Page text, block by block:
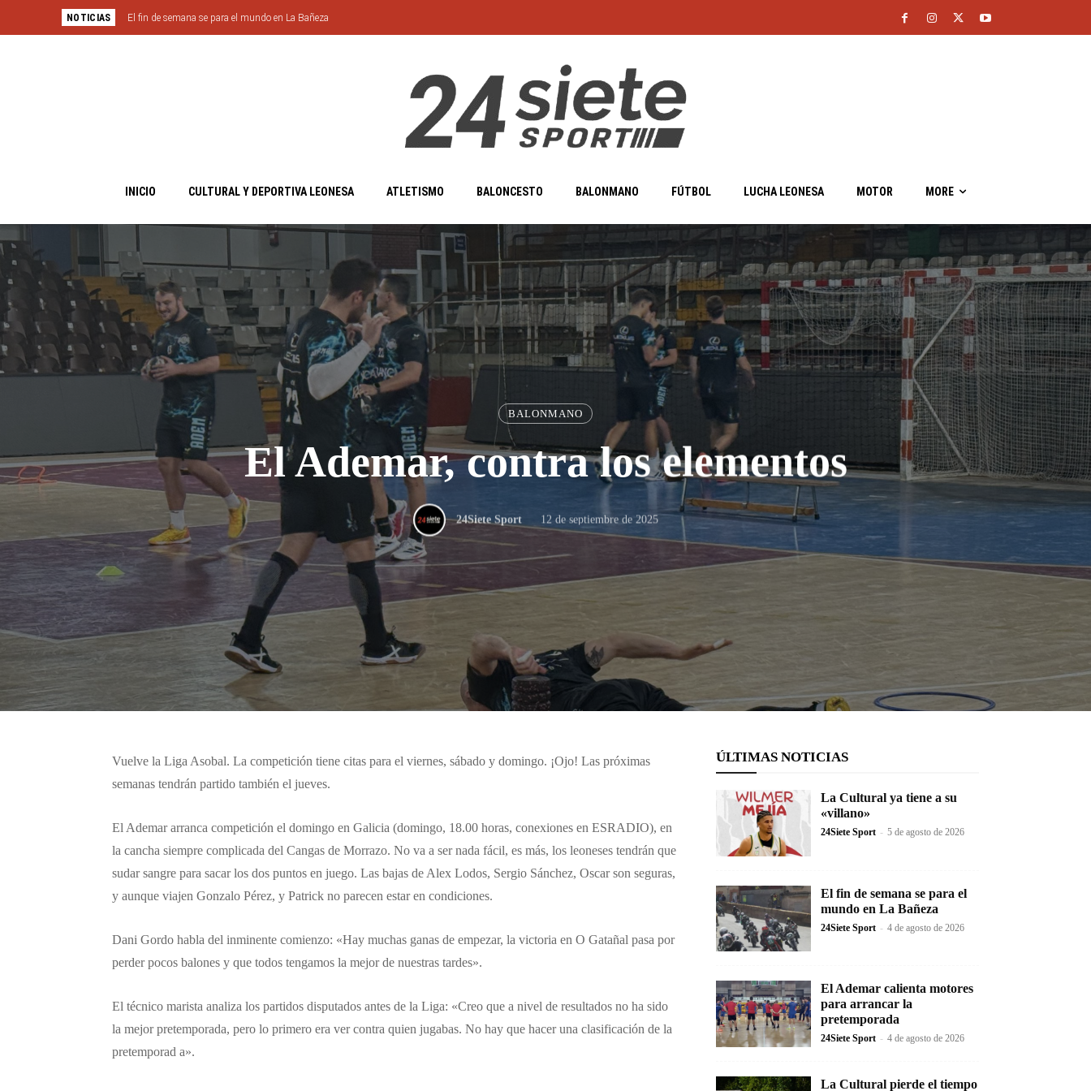
NOTICIAS El fin de semana se para el mundo en La Bañeza
INICIO CULTURAL Y DEPORTIVA LEONESA ATLETISMO BALONCESTO BALONMANO FÚTBOL LUCHA LEONESA MOTOR MORE
BALONMANO
El Ademar, contra los elementos
24Siete Sport 12 de septiembre de 2025
Vuelve la Liga Asobal. La competición tiene citas para el viernes, sábado y domingo. ¡Ojo! Las próximas
semanas tendrán partido también el jueves.
El Ademar arranca competición el domingo en Galicia (domingo, 18.00 horas, conexiones en ESRADIO), en
la cancha siempre complicada del Cangas de Morrazo. No va a ser nada fácil, es más, los leoneses tendrán que
sudar sangre para sacar los dos puntos en juego. Las bajas de Alex Lodos, Sergio Sánchez, Oscar son seguras,
y aunque viajen Gonzalo Pérez, y Patrick no parecen estar en condiciones.
Dani Gordo habla del inminente comienzo: «Hay muchas ganas de empezar, la victoria en O Gatañal pasa por
perder pocos balones y que todos tengamos la mejor de nuestras tardes».
El técnico marista analiza los partidos disputados antes de la Liga: «Creo que a nivel de resultados no ha sido
la mejor pretemporada, pero lo primero era ver contra quien jugabas. No hay que hacer una clasificación de la
pretemporad a».
ÚLTIMAS NOTICIAS
La Cultural ya tiene a su
«villano»
24Siete Sport - 5 de agosto de 2026
El fin de semana se para el
mundo en La Bañeza
24Siete Sport - 4 de agosto de 2026
El Ademar calienta motores
para arrancar la
pretemporada
24Siete Sport - 4 de agosto de 2026
La Cultural pierde el tiempo